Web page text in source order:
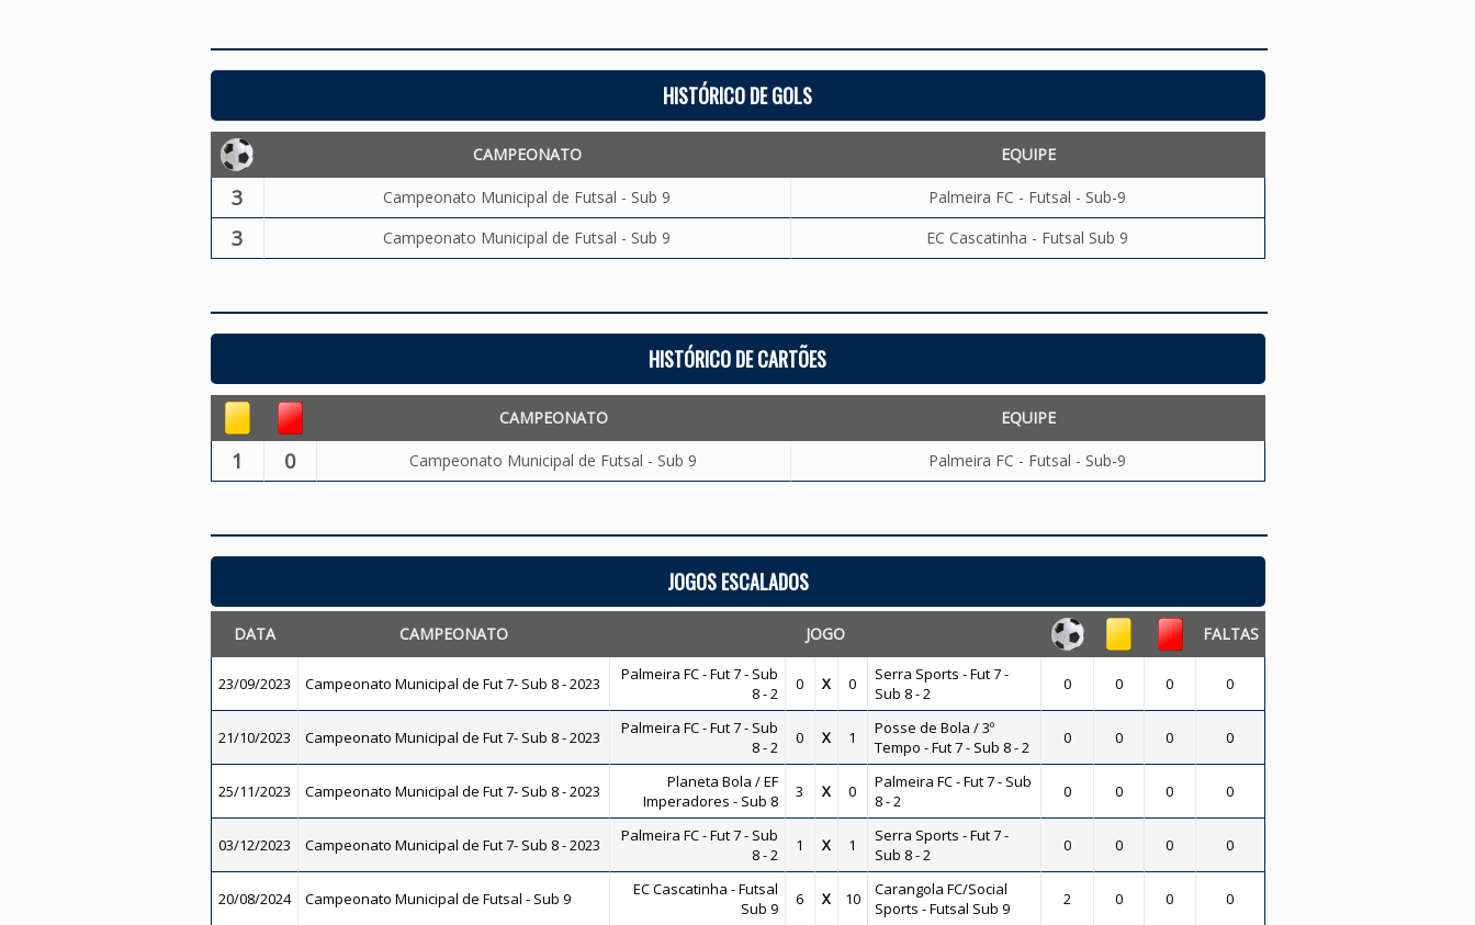
HISTÓRICO DE GOLS
CAMPEONATO EQUIPE
3 Campeonato Municipal de Futsal - Sub 9 Palmeira FC - Futsal - Sub-9
3 Campeonato Municipal de Futsal - Sub 9 EC Cascatinha - Futsal Sub 9
HISTÓRICO DE CARTÕES
CAMPEONATO EQUIPE
1 0 Campeonato Municipal de Futsal - Sub 9 Palmeira FC - Futsal - Sub-9
JOGOS ESCALADOS
DATA CAMPEONATO JOGO FALTAS
23/09/2023 Campeonato Municipal de Fut 7- Sub 8 - 2023
Palmeira FC - Fut 7 - Sub
8 - 2
0 X 0
Serra Sports - Fut 7 -
Sub 8 - 2
0 0 0 0
21/10/2023 Campeonato Municipal de Fut 7- Sub 8 - 2023
Palmeira FC - Fut 7 - Sub
8 - 2
0 X 1
Posse de Bola / 3º
Tempo - Fut 7 - Sub 8 - 2
0 0 0 0
25/11/2023 Campeonato Municipal de Fut 7- Sub 8 - 2023
Planeta Bola / EF
Imperadores - Sub 8
3 X 0
Palmeira FC - Fut 7 - Sub
8 - 2
0 0 0 0
03/12/2023 Campeonato Municipal de Fut 7- Sub 8 - 2023
Palmeira FC - Fut 7 - Sub
8 - 2
1 X 1
Serra Sports - Fut 7 -
Sub 8 - 2
0 0 0 0
20/08/2024 Campeonato Municipal de Futsal - Sub 9
EC Cascatinha - Futsal
Sub 9
6 X 10
Carangola FC/Social
Sports - Futsal Sub 9
2 0 0 0